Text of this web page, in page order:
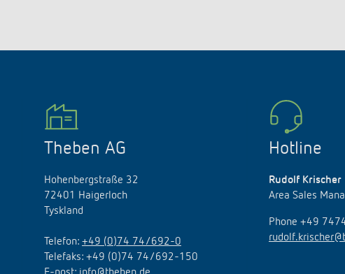
Theben AG
Hohenbergstraße 32
72401 Haigerloch
Tyskland
Telefon: +49 (0)74 74/692-0
Telefaks: +49 (0)74 74/692-150
Hotline
Rudolf Krischer
Area Sales
Phone +49